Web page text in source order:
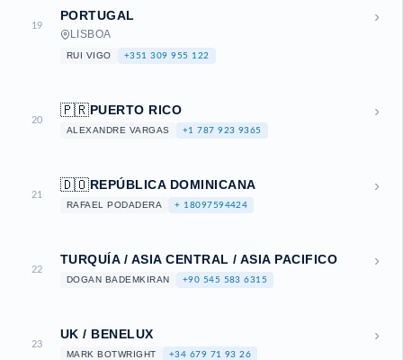
19
PORTUGAL ›
LISBOA
RUI VIGO +351 309 955 122
20
🇵🇷PUERTO RICO ›
ALEXANDRE VARGAS +1 787 923 9365
21
🇩🇴REPÚBLICA DOMINICANA ›
RAFAEL PODADERA + 18097594424
22
TURQUÍA / ASIA CENTRAL / ASIA PACIFICO ›
DOGAN BADEMKIRAN +90 545 583 6315
23
UK / BENELUX ›
MARK BOTWRIGHT +34 679 71 93 26